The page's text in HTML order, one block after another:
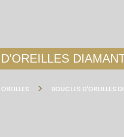
BOUCLES D'OREILLES